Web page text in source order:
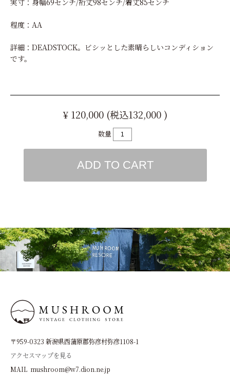
程度：AA
詳細：DEADSTOCK。ビシッとした素晴らしいコンディション
です。
¥ 120,000 (税込132,000 )
数量
ADD TO CART
〒959-0323 新潟県西蒲原郡弥彦村弥彦1108-1
アクセスマップを見る
MAIL mushroom@w7.dion.ne.jp